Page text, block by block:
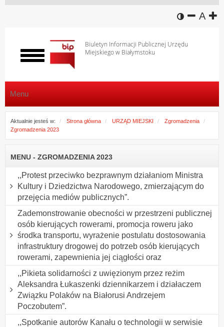
wersja
A
Biuletyn Informacji Publicznej Urzędu
Miejskiego w Białymstoku
Włącz
menu
Menu
Aktualnie jesteś w: Strona główna URZĄD MIEJSKI
Zgromadzenia
Zgromadzenia 2023
MENU - ZGROMADZENIA 2023
,,Protest przeciwko bezprawnym działaniom Ministra
Kultury i Dziedzictwa Narodowego, zmierzającym do
przejęcia mediów publicznych”.
Zademonstrowanie obecności w przestrzeni publicznej
osób kierujących rowerami, promocja roweru jako
środka transportu, wyrażenie postulatu dostosowania
infrastruktury drogowej do potrzeb osób kierujących
rowerami, zapewnienia jej ciągłości oraz
,,Pikieta solidarności z uwięzionym przez reżim
Aleksandra Łukaszenki dziennikarzem i działaczem
Związku Polaków na Białorusi Andrzejem
Poczobutem”.
,,Spotkanie autorów Kanału o technologii w serwisie